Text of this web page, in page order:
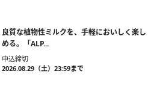
良質な植物性ミルクを、手軽においしく楽し
める。「ALP...
申込締切
2026.08.29（土）23:59まで